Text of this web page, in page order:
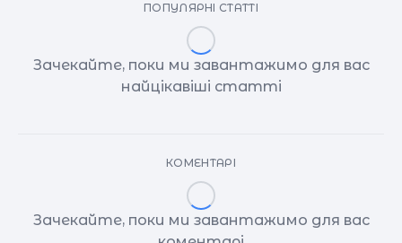
ПОПУЛЯРНІ СТАТТІ
Зачекайте, поки ми завантажимо для вас
найцікавіші статті
КОМЕНТАРІ
Зачекайте, поки ми завантажимо для вас